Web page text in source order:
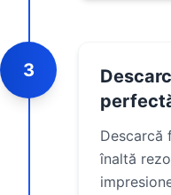
3
Descarcă
înaltă